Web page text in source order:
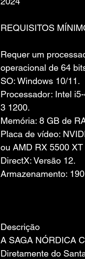
REQUISITOS
Requer um
operacional de 64
SO: Windows 10/11.
Processador: Intel
3 1200.
Memória: 8 GB de
Placa de vídeo:
ou AMD RX 5500
DirectX: Versão 12.
Armazenamento:
Descrição
A SAGA NÓRDICA
Diretamente do